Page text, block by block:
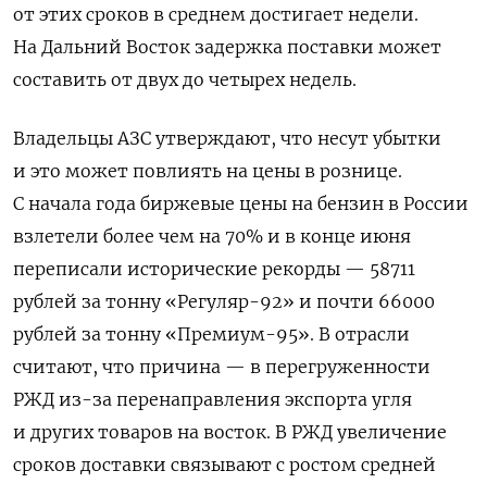
от этих сроков в среднем достигает недели.
На Дальний Восток задержка поставки может
составить от двух до четырех недель.
Владельцы АЗС утверждают, что несут убытки
и это может повлиять на цены в рознице.
С начала года биржевые цены на бензин в России
взлетели более чем на 70% и в конце июня
переписали исторические рекорды — 58711
рублей за тонну «Регуляр-92» и почти 66000
рублей за тонну «Премиум-95». В отрасли
считают, что причина — в перегруженности
РЖД из-за перенаправления экспорта угля
и других товаров на восток. В РЖД увеличение
сроков доставки связывают с ростом средней